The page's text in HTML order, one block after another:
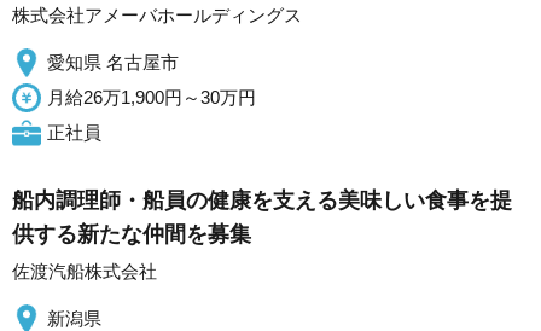
株式会社アメーバホールディングス
愛知県 名古屋市
月給26万1,900円～30万円
正社員
船内調理師・船員の健康を支える美味しい食事を提
供する新たな仲間を募集
佐渡汽船株式会社
新潟県